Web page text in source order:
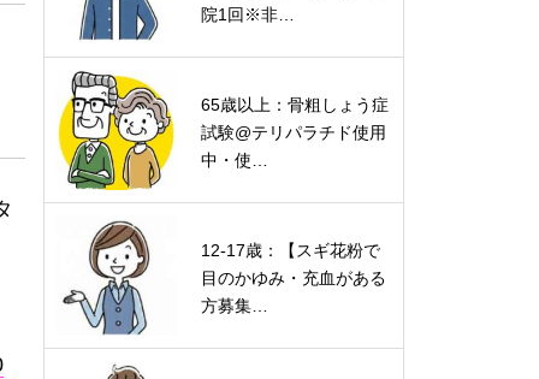
院1回※非…
65歳以上：骨粗しょう症
試験@テリパラチド使用
中・使…
12-17歳：【スギ花粉で
目のかゆみ・充血がある
方募集…